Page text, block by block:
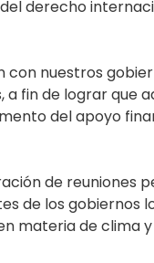
derecho
con nuestros
a fin de lograr que
del apoyo
de reuniones
de los gobiernos
materia de clima